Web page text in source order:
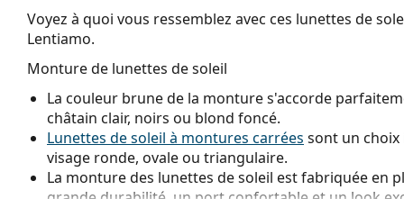
Voyez à quoi vous ressemblez avec ces lunettes de
Lentiamo.
Monture de lunettes de soleil
La couleur brune de la monture s'accorde
châtain clair, noirs ou blond foncé.
Lunettes de soleil à montures carrées sont un
visage ronde, ovale ou triangulaire.
La monture des lunettes de soleil est fabriquée en